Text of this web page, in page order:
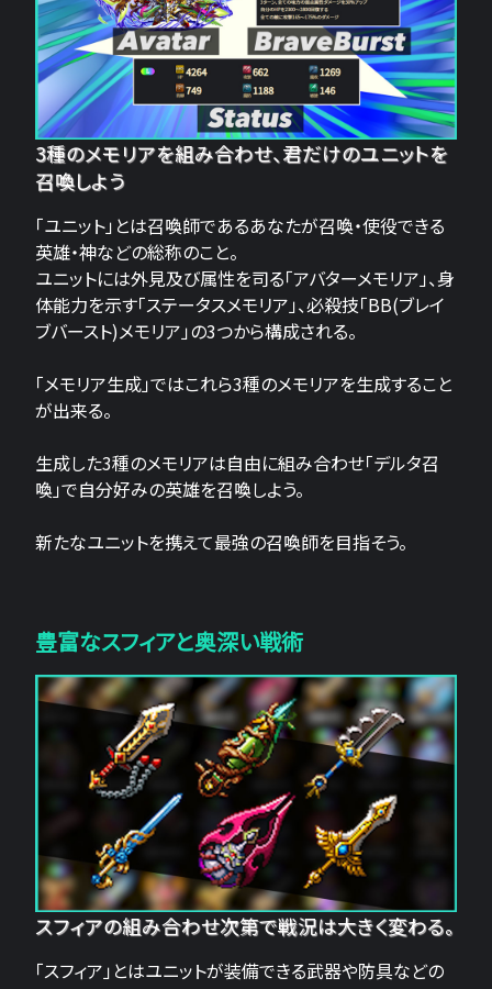
3種のメモリアを組み合わせ、君だけのユニットを
召喚しよう
「ユニット」とは召喚師であるあなたが召喚・使役できる
英雄・神などの総称のこと。
ユニットには外見及び属性を司る「アバターメモリア」、身
体能力を示す「ステータスメモリア」、必殺技「BB(ブレイ
ブバースト)メモリア」の3つから構成される。
「メモリア生成」ではこれら3種のメモリアを生成すること
が出来る。
生成した3種のメモリアは自由に組み合わせ「デルタ召
喚」で自分好みの英雄を召喚しよう。
新たなユニットを携えて最強の召喚師を目指そう。
豊富なスフィアと奥深い戦術
スフィアの組み合わせ次第で戦況は大きく変わる。
「スフィア」とはユニットが装備できる武器や防具などの